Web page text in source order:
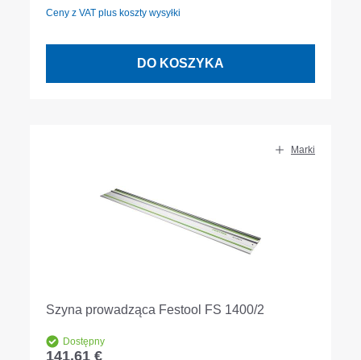
Ceny z VAT plus koszty wysyłki
DO KOSZYKA
Marki
Szyna prowadząca Festool FS 1400/2
Dostępny
141,61 €